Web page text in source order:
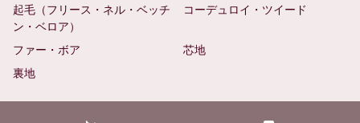
起毛（フリース・ネル・ベッチ
ン・ベロア）
コーデュロイ・ツイード
ファー・ボア
芯地
裏地